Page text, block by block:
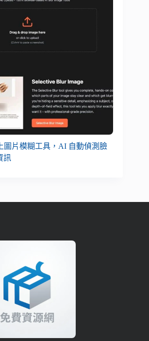
圖片模糊工具，AI 自動偵測臉
訊